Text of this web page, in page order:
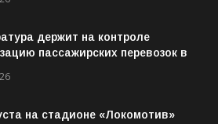
держит на контроле